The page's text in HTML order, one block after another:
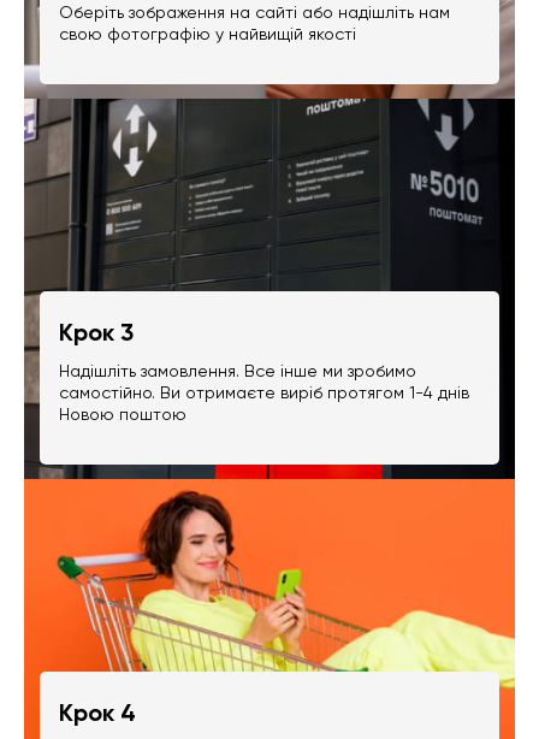
Оберіть зображення на сайті або надішліть нам
свою фотографію у найвищій якості
Крок 3
Надішліть замовлення. Все інше ми зробимо
самостійно. Ви отримаєте виріб протягом 1-4 днів
Новою поштою
Крок 4